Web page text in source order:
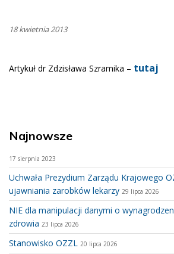
18 kwietnia 2013
Artykuł dr Zdzisława Szramika – tutaj
Najnowsze
17 sierpnia 2023
Uchwała Prezydium Zarządu Krajowego
ujawniania zarobków lekarzy 29 lipca 2026
NIE dla manipulacji danymi o
zdrowia 23 lipca 2026
Stanowisko OZZL 20 lipca 2026